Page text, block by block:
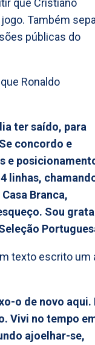
Também
públicas do
Ronaldo
ter saído, para
concordo e
e
linhas,
Branca,
Sou grata
texto escrito um
o de novo aqui.
Vivi no tempo
ajoelhar-se,